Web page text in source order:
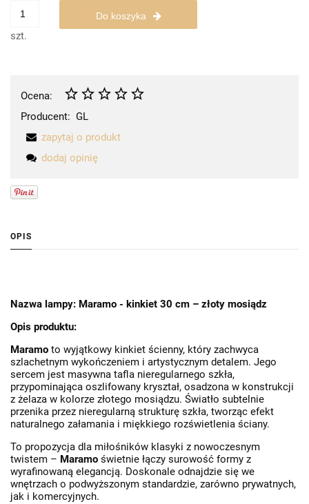
szt.
Do koszyka
Ocena:
Producent: GL
zapytaj o produkt
dodaj opinię
OPIS
Nazwa lampy: Maramo - kinkiet 30 cm – złoty mosiądz
Opis produktu:
Maramo to wyjątkowy kinkiet ścienny, który zachwyca
szlachetnym wykończeniem i artystycznym detalem. Jego
sercem jest masywna tafla nieregularnego szkła,
przypominająca oszlifowany kryształ, osadzona w konstrukcji
z żelaza w kolorze złotego mosiądzu. Światło subtelnie
przenika przez nieregularną strukturę szkła, tworząc efekt
naturalnego załamania i miękkiego rozświetlenia ściany.
To propozycja dla miłośników klasyki z nowoczesnym
twistem – Maramo świetnie łączy surowość formy z
wyrafinowaną elegancją. Doskonale odnajdzie się we
wnętrzach o podwyższonym standardzie, zarówno prywatnych,
jak i komercyjnych.